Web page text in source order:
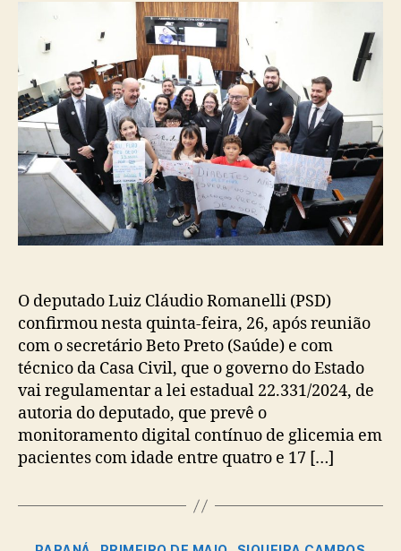
O deputado Luiz Cláudio Romanelli (PSD)
confirmou nesta quinta-feira, 26, após reunião
com o secretário Beto Preto (Saúde) e com
técnico da Casa Civil, que o governo do Estado
vai regulamentar a lei estadual 22.331/2024, de
autoria do deputado, que prevê o
monitoramento digital contínuo de glicemia em
pacientes com idade entre quatro e 17 […]
Categorias